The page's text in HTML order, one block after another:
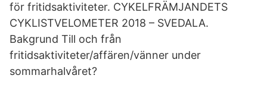
för fritidsaktiviteter. CYKELFRÄMJANDETS
CYKLISTVELOMETER 2018 – SVEDALA.
Bakgrund Till och från
fritidsaktiviteter/affären/vänner under
sommarhalvåret?